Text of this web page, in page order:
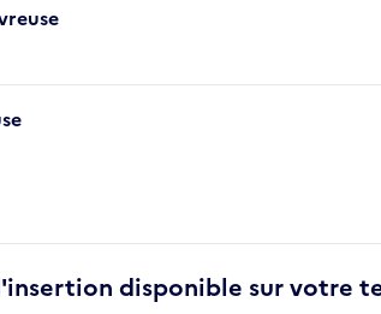
disponible sur votre